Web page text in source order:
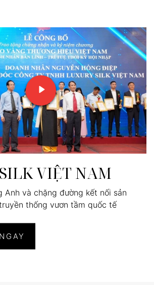
VIỆT NAM
Anh và chặng đường kết nối sản
thống vươn tầm quốc tế